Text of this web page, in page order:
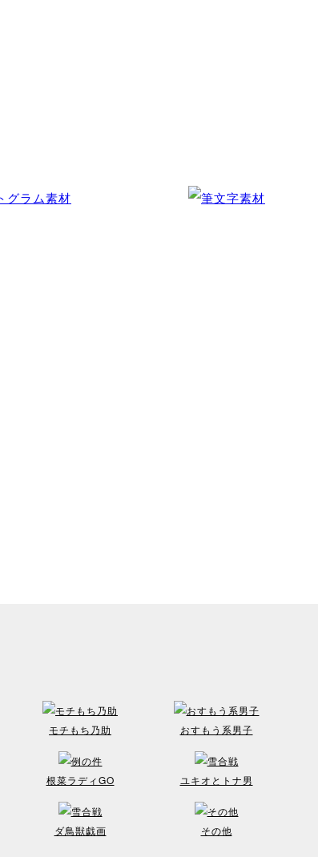
モチもち乃助 おすもう系男子
根菜ラディGO ユキオとトナ男
ダ鳥獣戯画 その他